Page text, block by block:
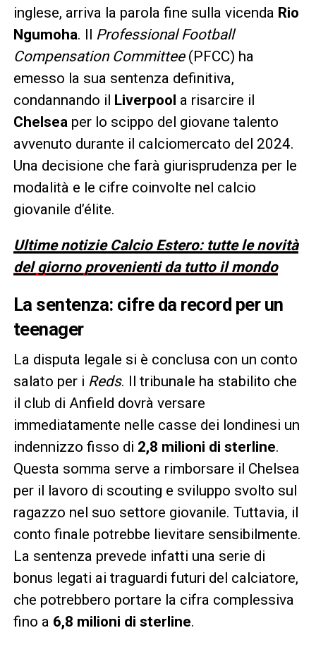
inglese, arriva la parola fine sulla vicenda Rio
Ngumoha. Il Professional Football
Compensation Committee(PFCC) ha
emesso la sua sentenza definitiva,
condannando il Liverpool a risarcire il
Chelsea per lo scippo del giovane talento
avvenuto durante il calciomercato del 2024.
Una decisione che farà giurisprudenza per le
modalità e le cifre coinvolte nel calcio
giovanile d’élite.
Ultime notizie Calcio Estero: tutte le novità
del giorno provenienti da tutto il mondo
La sentenza: cifre da record per un
teenager
La disputa legale si è conclusa con un conto
salato per i Reds. Il tribunale ha stabilito che
il club di Anfield dovrà versare
immediatamente nelle casse dei londinesi un
indennizzo fisso di 2,8 milioni di sterline.
Questa somma serve a rimborsare il Chelsea
per il lavoro di scouting e sviluppo svolto sul
ragazzo nel suo settore giovanile. Tuttavia, il
conto finale potrebbe lievitare sensibilmente.
La sentenza prevede infatti una serie di
bonus legati ai traguardi futuri del calciatore,
che potrebbero portare la cifra complessiva
fino a 6,8 milioni di sterline.